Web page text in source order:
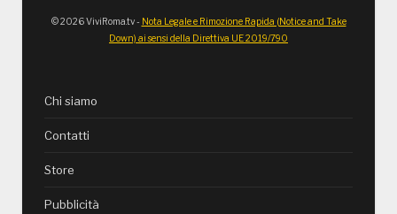
© 2026 ViviRoma.tv - Nota Legale e Rimozione Rapida (Notice and Take
Down) ai sensi della Direttiva UE 2019/790
Chi siamo
Contatti
Store
Pubblicità